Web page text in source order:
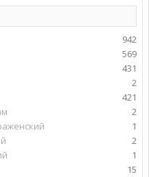
942
569
431
2
421
2
1
2
1
15